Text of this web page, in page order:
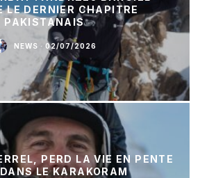
LE DERNIER CHAPITRE
PAKISTANAIS
NEWS · 02/07/2026
PERD LA VIE EN PENTE
LE KARAKORAM